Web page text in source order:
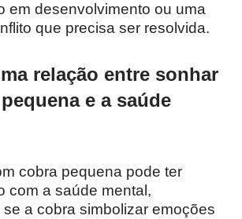
em desenvolvimento ou uma
que precisa ser resolvida.
relação entre sonhar
e a saúde
cobra pequena pode ter
com a saúde mental,
a cobra simbolizar emoções